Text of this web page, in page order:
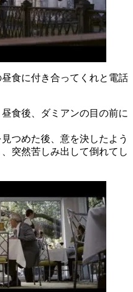
食に付き合ってくれと電話
食後、ダミアンの目の前に
つめた後、意を決したよう
突然苦しみ出して倒れてし